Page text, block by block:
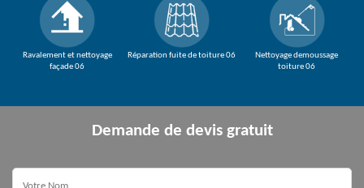
Ravalement et nettoyage
façade 06
Réparation fuite de toiture 06
Nettoyage demoussage
toiture 06
Demande de devis gratuit